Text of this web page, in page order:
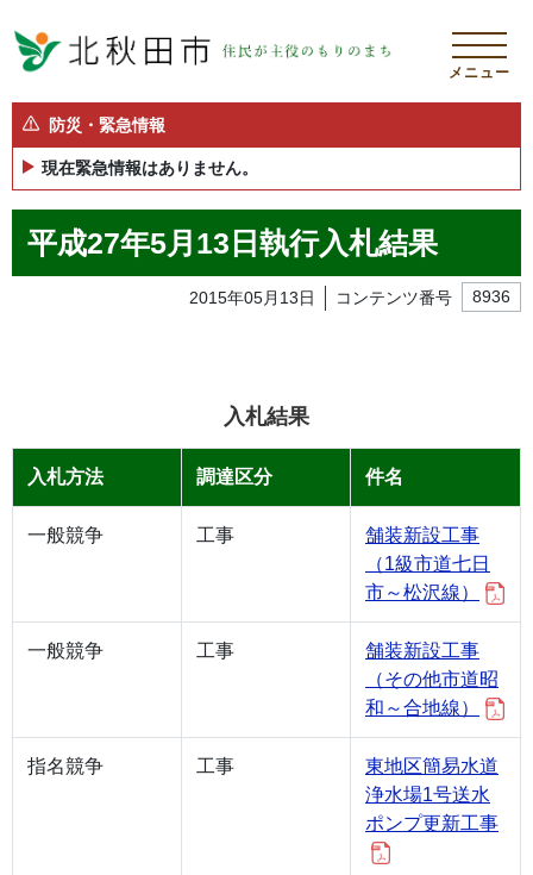
メニュー
防災・緊急情報
現在緊急情報はありません。
平成27年5月13日執行入札結果
2015年05月13日 コンテンツ番号 8936
入札結果
入札方法 調達区分 件名
一般競争 工事
舗装新設工事
（1級市道七日
市～松沢線）
一般競争 工事
舗装新設工事
（その他市道昭
和～合地線）
指名競争 工事
東地区簡易水道
浄水場1号送水
ポンプ更新工事